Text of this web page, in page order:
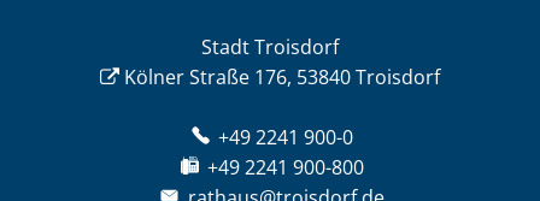
Stadt Troisdorf
Kölner Straße 176, 53840 Troisdorf
+49 2241 900-0
+49 2241 900-800